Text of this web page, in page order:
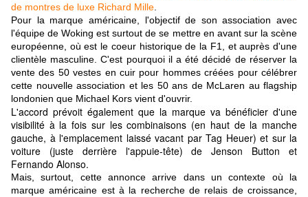
de montres de luxe Richard Mille
Pour la marque américaine, l'objectif de son association avec
l'équipe de Woking est surtout de se mettre en avant sur la scène
européenne, où est le coeur historique de la F1, et auprès d'une
clientèle masculine. C'est pourquoi il a été décidé de réserver la
vente des 50 vestes en cuir pour hommes créées pour célébrer
cette nouvelle association et les 50 ans de McLaren au flagship
londonien que Michael Kors vient d'ouvrir.
L'accord prévoit également que la marque va bénéficier d'une
visibilité à la fois sur les combinaisons (en haut de la manche
gauche, à l'emplacement laissé vacant par Tag Heuer) et sur la
voiture (juste derrière l'appuie-tête) de Jenson Button et
Fernando Alonso.
Mais, surtout, cette annonce arrive dans un contexte où la
marque américaine est à la recherche de relais de croissance,